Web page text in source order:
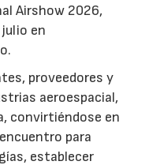
Airshow 2026,
en
proveedores y
aeroespacial,
convirtiéndose en
para
establecer